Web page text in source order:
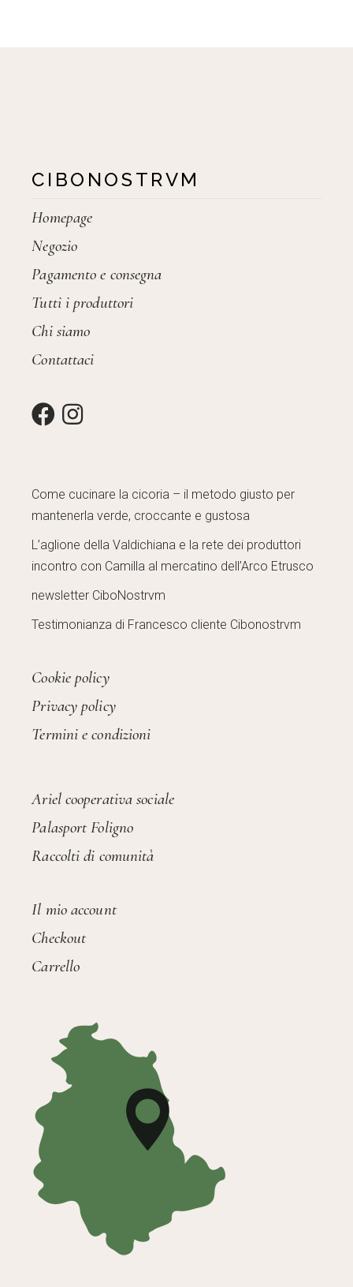
CIBONOSTRVM
Homepage
Negozio
Pagamento e consegna
Tutti i produttori
Chi siamo
Contattaci
Come cucinare la cicoria – il metodo giusto per
mantenerla verde, croccante e gustosa
L’aglione della Valdichiana e la rete dei produttori
incontro con Camilla al mercatino dell’Arco Etrusco
newsletter CiboNostrvm
Testimonianza di Francesco cliente Cibonostrvm
Cookie policy
Privacy policy
Termini e condizioni
Ariel cooperativa sociale
Palasport Foligno
Raccolti di comunità
Il mio account
Checkout
Carrello